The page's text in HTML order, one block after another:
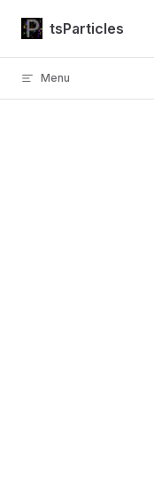
Skip to content
tsParticles
Menu